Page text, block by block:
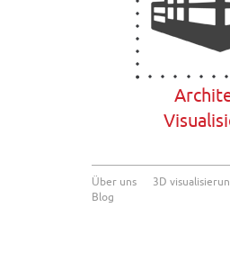
Über uns
Blog
3D